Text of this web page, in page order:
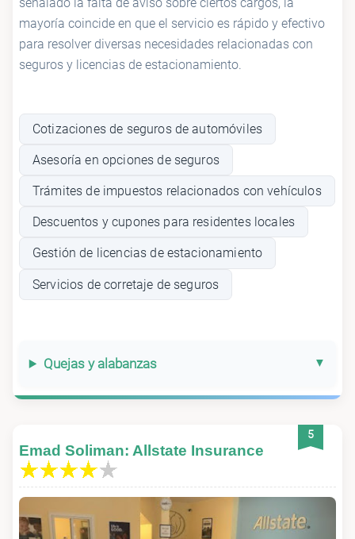
mayoría coincide en que el servicio es rápido y efectivo
para resolver diversas necesidades relacionadas con
seguros y licencias de estacionamiento.
Cotizaciones de seguros de automóviles
Asesoría en opciones de seguros
Trámites de impuestos relacionados con vehículos
Descuentos y cupones para residentes locales
Gestión de licencias de estacionamiento
Servicios de corretaje de seguros
Quejas y alabanzas
5
Emad Soliman: Allstate Insurance